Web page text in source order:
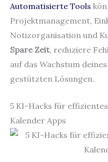
Automatisierte Tools
Projektmanagement,
Notizorganisation und
Spare Zeit, reduziere
auf das Wachstum
gestützten Lösungen.
5 KI-Hacks für
Kalender Apps